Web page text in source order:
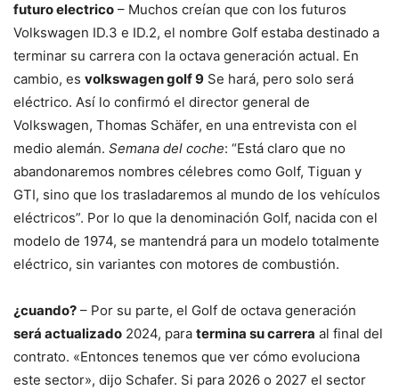
futuro electrico – Muchos creían que con los futuros
Volkswagen ID.3 e ID.2, el nombre Golf estaba destinado a
terminar su carrera con la octava generación actual. En
cambio, es volkswagen golf 9 Se hará, pero solo será
eléctrico. Así lo confirmó el director general de
Volkswagen, Thomas Schäfer, en una entrevista con el
medio alemán. Semana del coche: “Está claro que no
abandonaremos nombres célebres como Golf, Tiguan y
GTI, sino que los trasladaremos al mundo de los vehículos
eléctricos”. Por lo que la denominación Golf, nacida con el
modelo de 1974, se mantendrá para un modelo totalmente
eléctrico, sin variantes con motores de combustión.
¿cuando? – Por su parte, el Golf de octava generación
será actualizado 2024, para termina su carrera al final del
contrato. «Entonces tenemos que ver cómo evoluciona
este sector», dijo Schafer. Si para 2026 o 2027 el sector